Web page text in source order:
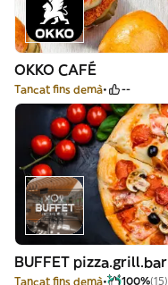
OKKO CAFÉ
Tancat fins demà --
BUFFET pizza.grill.bar
Tancat fins demà 100%(15)